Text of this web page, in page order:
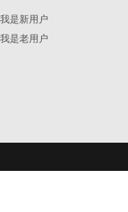
我是新用户
我是老用户